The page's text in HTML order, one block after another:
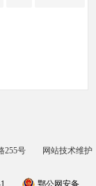
255号 网站技术维护
鄂公网安备